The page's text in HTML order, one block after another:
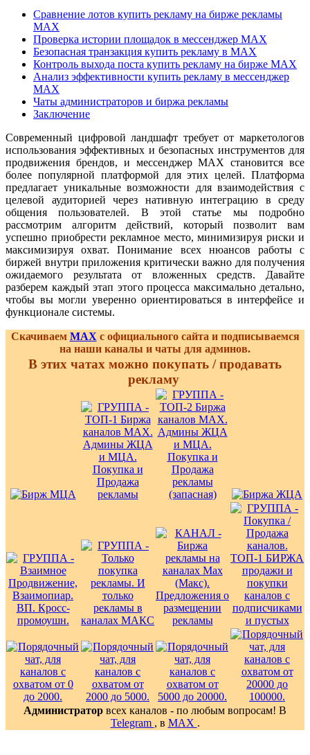
Сравнение лотов купить рекламу на бирже рекламы
MAX
Проверка истории площадок в мессенджер MAX
Безопасная транзакция купить рекламу в MAX
Контроль выхода поста купить рекламу на бирже MAX
Анализ эффективности купить рекламу в мессенджер
MAX
Чаты администраторов и биржа рекламы
Заключение
Современный цифровой ландшафт требует от маркетологов
использования эффективных и безопасных инструментов для
продвижения брендов, и мессенджер MAX становится все
более популярной платформой для этих целей. Платформа
предлагает уникальные возможности для взаимодействия с
целевой аудиторией через нативную интеграцию в среду
общения пользователей. В этой статье мы подробно
рассмотрим алгоритм действий, который позволит вам
успешно приобрести рекламное место, минимизируя риски и
максимизируя охват. Понимание всех нюансов работы с
биржей внутри приложения критически важно для получения
ожидаемого результата от вложенных средств. Давайте
разберем каждый этап этого процесса максимально детально,
чтобы вы могли уверенно ориентироваться в интерфейсе и
функционале системы.
Скачиваем MAX с официального сайта и подписываемся
на наши каналы и чаты для админов.
В этих чатах можно покупать / продавать
рекламу
Администратор всех каналов - по любым вопросам! В
Telegram , в MAX .